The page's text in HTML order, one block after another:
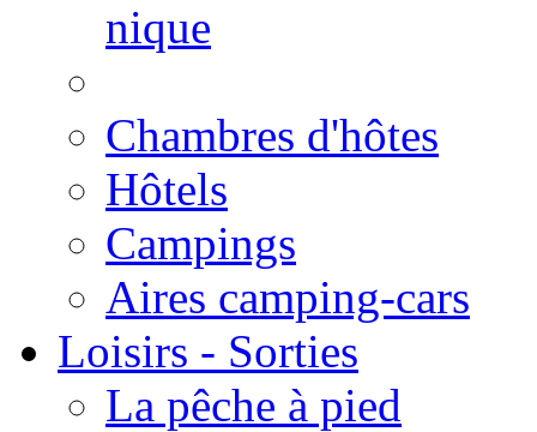
nique
Chambres d'hôtes
Hôtels
Campings
Aires camping-cars
Loisirs - Sorties
La pêche à pied